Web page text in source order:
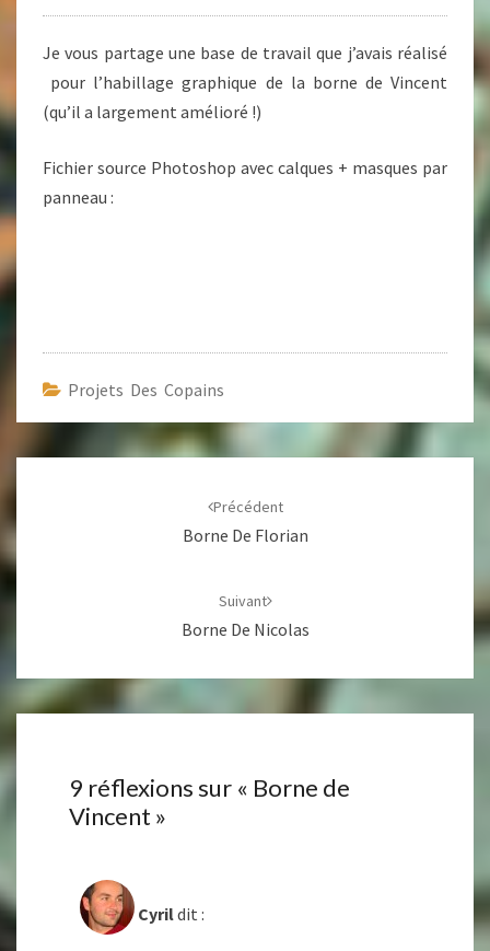
Je vous partage une base de travail que j’avais réalisé
pour l’habillage graphique de la borne de Vincent
(qu’il a largement amélioré !)
Fichier source Photoshop avec calques + masques par
panneau :
Projets Des Copains
d'article
Précédent
Borne De Florian
Suivant
Borne De Nicolas
9 réflexions sur « Borne de
Vincent »
Cyrildit :